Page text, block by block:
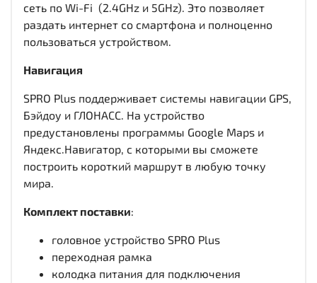
сеть по Wi-Fi (2.4GHz и 5GHz). Это позволяет
раздать интернет со смартфона и полноценно
пользоваться устройством.
Навигация
SPRO Plus поддерживает системы навигации GPS,
Бэйдоу и ГЛОНАСС. На устройство
предустановлены программы Google Maps и
Яндекс.Навигатор, с которыми вы сможете
построить короткий маршрут в любую точку
мира.
Комплект поставки:
головное устройство SPRO Plus
переходная рамка
колодка питания для подключения